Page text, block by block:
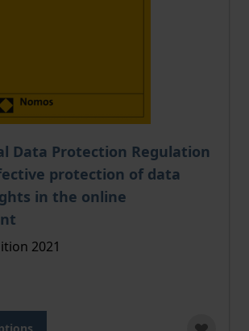
Data Protection Regulation
protection of data
in the online
on the options chosen on the
2021